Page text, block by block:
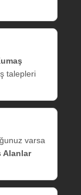
talepleri
varsa
Alanlar